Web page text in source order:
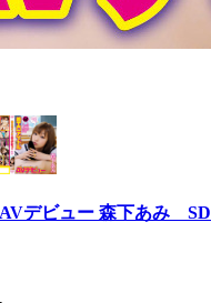
デビュー 森下あみ SD